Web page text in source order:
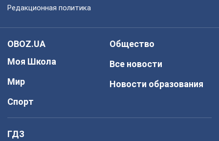
Редакционная политика
OBOZ.UA
Моя Школа
Мир
Спорт
Общество
Все новости
Новости образования
ГДЗ